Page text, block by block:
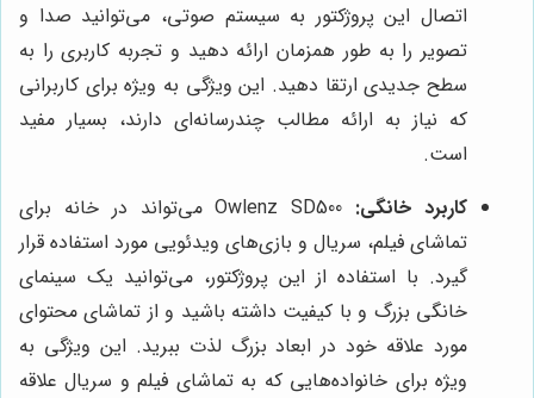
اتصال این پروژکتور به سیستم صوتی، می‌توانید صدا و
تصویر را به طور همزمان ارائه دهید و تجربه کاربری را به
سطح جدیدی ارتقا دهید. این ویژگی به ویژه برای کاربرانی
که نیاز به ارائه مطالب چندرسانه‌ای دارند، بسیار مفید
است.
کاربرد خانگی:
Owlenz SD500 می‌تواند در خانه برای
تماشای فیلم، سریال و بازی‌های ویدئویی مورد استفاده قرار
گیرد. با استفاده از این پروژکتور، می‌توانید یک سینمای
خانگی بزرگ و با کیفیت داشته باشید و از تماشای محتوای
مورد علاقه خود در ابعاد بزرگ لذت ببرید. این ویژگی به
ویژه برای خانواده‌هایی که به تماشای فیلم و سریال علاقه